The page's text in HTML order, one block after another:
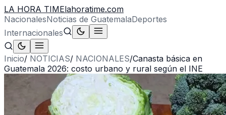
LA HORA TIMElahoratime.com
NacionalesNoticias de GuatemalaDeportes
Internacionales
Inicio/ NOTICIAS/ NACIONALES/Canasta básica en
Guatemala 2026: costo urbano y rural según el INE